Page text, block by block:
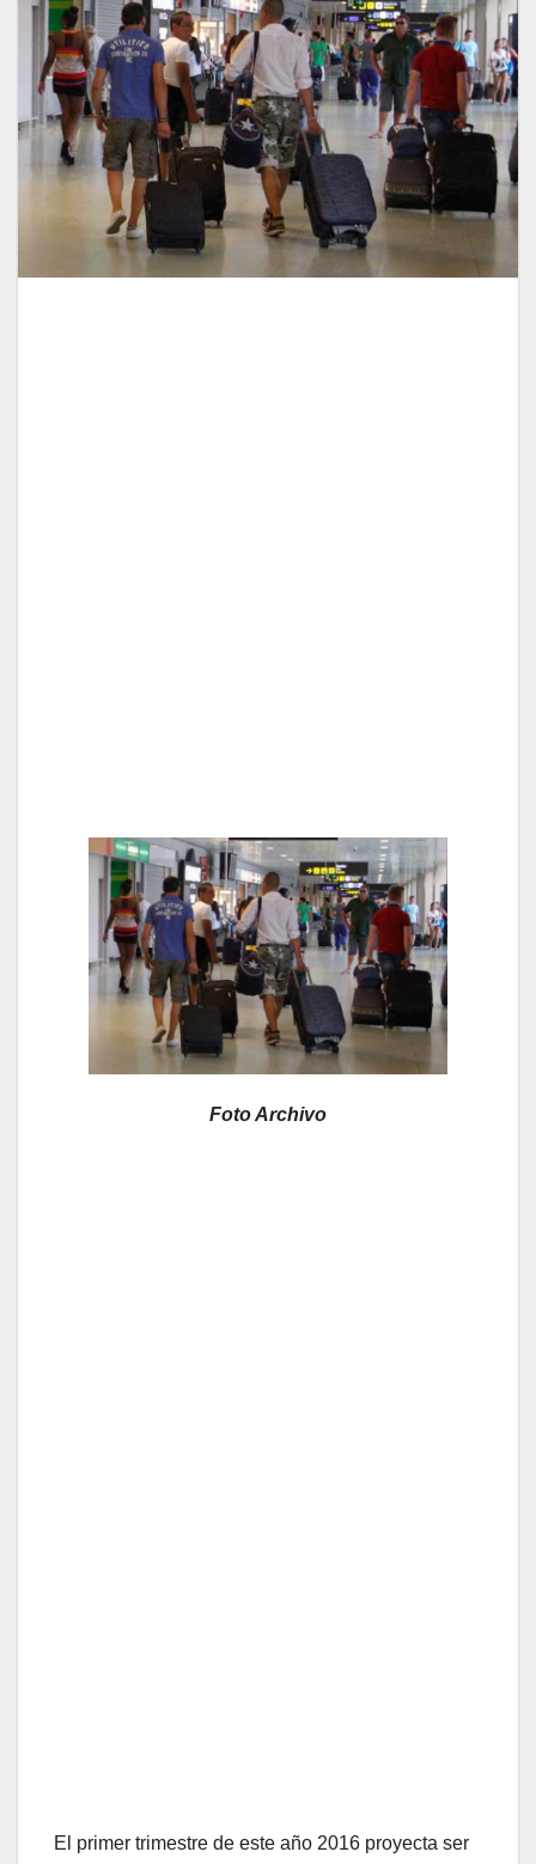
Foto Archivo
El primer trimestre de este año 2016 proyecta ser